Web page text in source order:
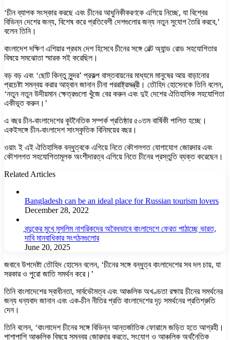
‘চীন ব্যাপক সংস্কার করছে এবং চীনের আধুনিকীকরণকে এগিয়ে নিচ্ছে, যা বিশ্বের
বিভিন্ন দেশের জন্য, বিশেষ করে প্রতিবেশী দেশগুলোর জন্য নতুন সুযোগ তৈরি করবে,’
বলেন তিনি।
বাংলাদেশ দক্ষিণ এশিয়ার প্রথম দেশ হিসেবে চীনের সঙ্গে বেল্ট অ্যান্ড রোড সহযোগিতার
বিষয়ে সমঝোতা স্মারক সই করেছিল।
বড় বড় এবং ‘ছোট কিন্তু সুন্দর’ প্রকল্প বাস্তবায়নের মাধ্যমে মানুষের আয় বাড়ানোর
প্রচেষ্টা সমন্বয় করার আহ্বান জানান চীনা পররাষ্ট্রমন্ত্রী। তৌহিদ হোসেনকে তিনি বলেন,
‘নতুন নতুন উদীয়মান ক্ষেত্রগুলো খুঁজে বের করুন এবং দুই দেশের ঐতিহাসিক সহযোগিতা
একীভূত করুন।’
এ বছর চীন-বাংলাদেশের কূটনৈতিক সম্পর্ক প্রতিষ্ঠার ৫০তম বার্ষিকী পালিত হচ্ছে।
একইসঙ্গে চীন-বাংলাদেশ সাংস্কৃতিক বিনিময়ের বছর।
ওয়াং ই এই ঐতিহাসিক বন্ধুত্বকে এগিয়ে নিতে কৌশলগত যোগাযোগ জোরদার এবং
কৌশলগত সহযোগিতামূলক অংশীদারত্ব এগিয়ে নিতে চীনের প্রস্তুতি ব্যক্ত করেছেন।
Related Articles
Bangladesh can be an ideal place for Russian tourism lovers
December 28, 2022
বন্দুকের মুখে মুসলিম নাগরিকদের অবৈধভাবে বাংলাদেশে ফেরত পাঠাচ্ছে ভারত,
দাবি মানবাধিকার সংগঠনগুলোর
June 20, 2025
জবাবে উপদেষ্টা তৌহিদ হোসেন বলেন, ‘চীনের সঙ্গে বন্ধুত্ব বাংলাদেশের সব দল চায়, যা
সরকার ও পুরো জাতি সমর্থন করে।’
তিনি বাংলাদেশের স্বাধীনতা, সার্বভৌমত্ব এবং আঞ্চলিক অখণ্ডতা রক্ষায় চীনের সমর্থনের
জন্য ধন্যবাদ জানান এবং এক-চীন নীতির প্রতি বাংলাদেশের দৃঢ় সমর্থনের প্রতিশ্রুতি
দেন।
তিনি বলেন, ‘বাংলাদেশ চীনের সঙ্গে বিভিন্ন আন্তর্জাতিক ফোরামে জড়িত হতে আগ্রহী।
পাশাপাশি আঞ্চলিক বিষয়ে সমন্বয় জোরদার করতে, সংযোগ ও আঞ্চলিক অর্থনৈতিক